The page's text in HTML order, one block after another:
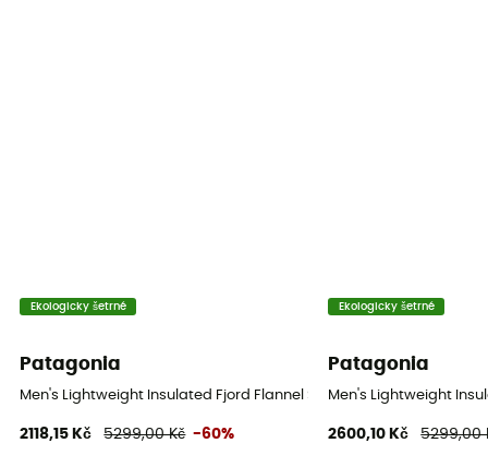
Ekologicky šetrné
Patagonia
Men's Lightweight Insulated Fjord Flannel Shirt - Pánská košile
2118,15 Kč 5299,00 Kč -60%
Ekologicky šetrné
Patagonia
Men's Lightweight
2600,10 Kč 5299,00